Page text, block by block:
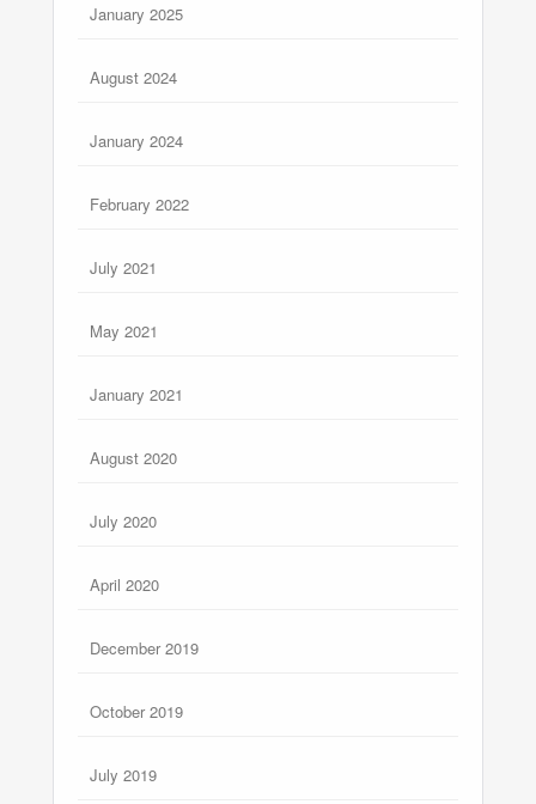
January 2025
August 2024
January 2024
February 2022
July 2021
May 2021
January 2021
August 2020
July 2020
April 2020
December 2019
October 2019
July 2019